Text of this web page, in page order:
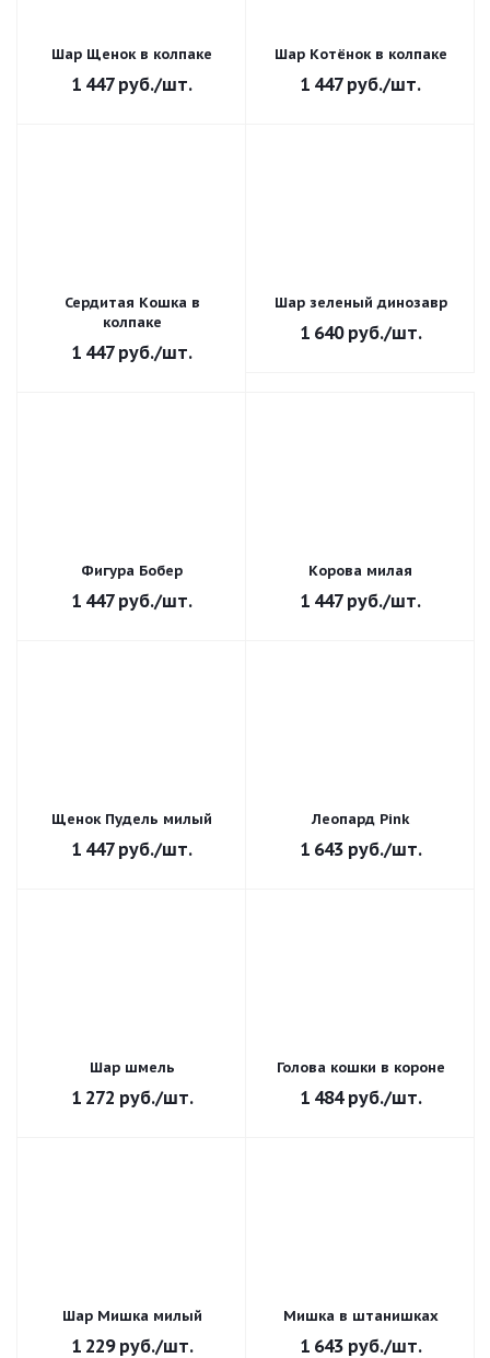
Шар Щенок в колпаке
1 447руб./шт.
Шар Котёнок в колпаке
1 447руб./шт.
Сердитая Кошка в
колпаке
1 447руб./шт.
Шар зеленый динозавр
1 640руб./шт.
Фигура Бобер
1 447руб./шт.
Корова милая
1 447руб./шт.
Щенок Пудель милый
1 447руб./шт.
Леопард Pink
1 643руб./шт.
Шар шмель
1 272 руб./шт.
Голова кошки в короне
1 484руб./шт.
Шар Мишка милый
1 229руб./шт.
Мишка в штанишках
1 643руб./шт.